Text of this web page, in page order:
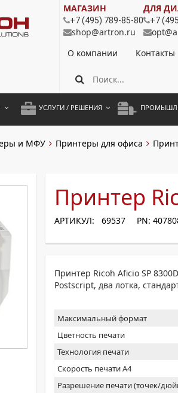
МАГАЗИН
+7 (495) 789-85-80
shop@artron.ru
ДЛЯ
+7
О компании
Контакты
УСЛУГИ / РЕШЕНИЯ
АРЕНДА ОБОРУДОВАНИЯ
и МФУ Принтеры для офиса
Принтер
АРТИКУЛ: 69537 PN:
Принтер Ricoh Aficio SP
Postscript, два лотка,
Максимальный формат
Цветность печати
Технология печати
Скорость печати А4
Разрешение печати (точек/